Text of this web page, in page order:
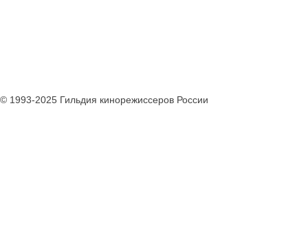
© 1993-2025 Гильдия кинорежиссеров России